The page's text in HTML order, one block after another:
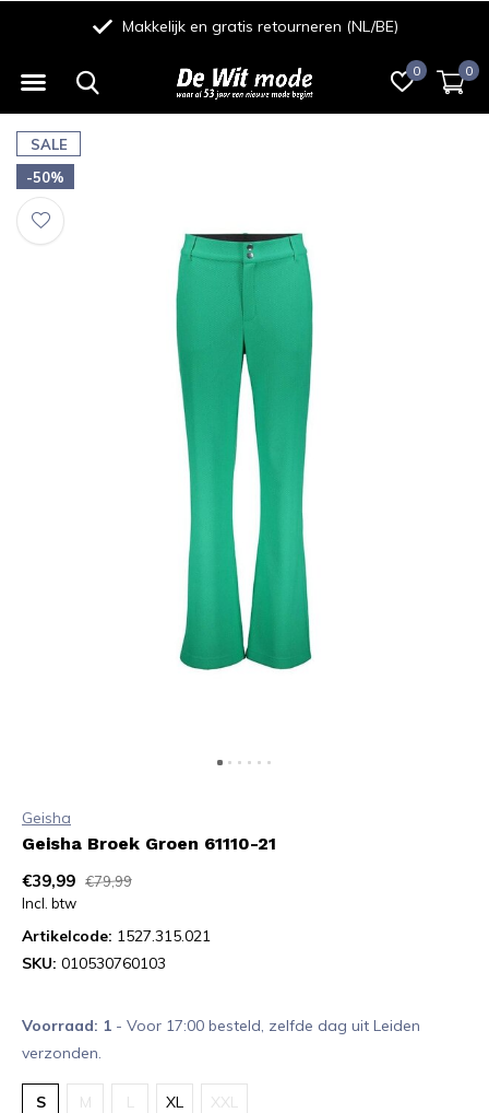
0 0
Makkelijk en gratis retourneren (NL/BE)
SALE
-50%
Geisha
Geisha Broek Groen 61110-21
€39,99 €79,99
Incl. btw
Artikelcode: 1527.315.021
SKU: 010530760103
Voorraad: 1 - Voor 17:00 besteld, zelfde dag uit Leiden
verzonden.
S M L XL XXL